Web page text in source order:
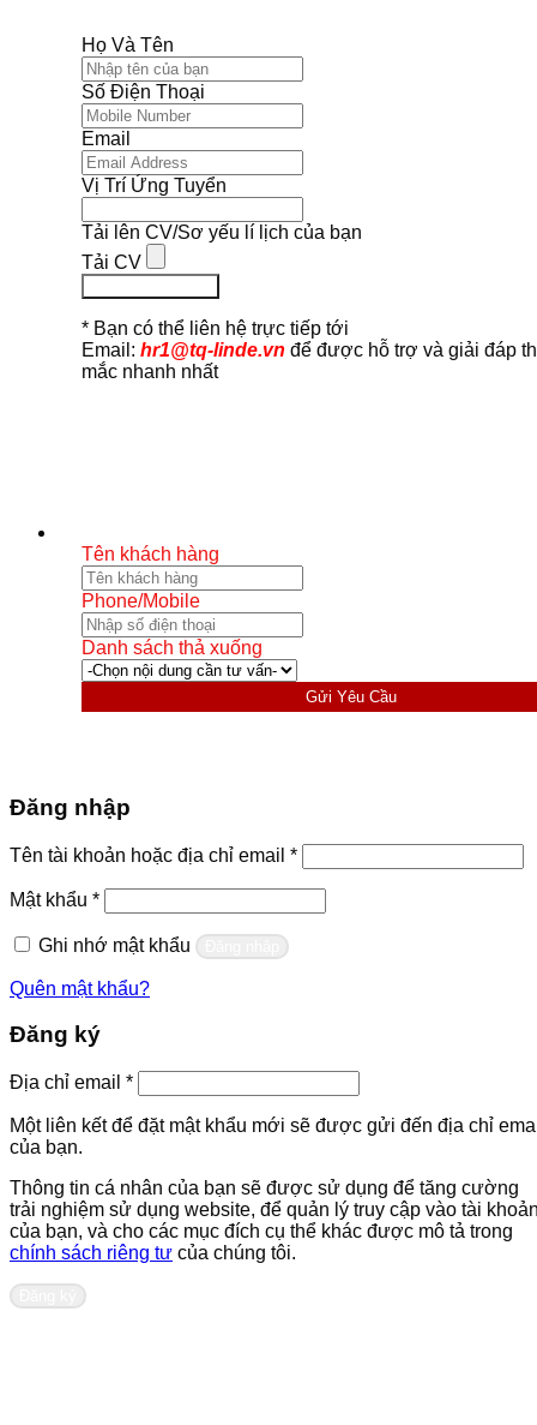
Họ Và Tên
Số Điện Thoại
Email
Vị Trí Ứng Tuyển
Tải lên CV/Sơ yếu lí lịch của bạn
Tải CV
* Bạn có thể liên hệ trực tiếp tới
Email: hr1@tq-linde.vn để được hỗ trợ và giải đáp
mắc nhanh nhất
Tên khách hàng
Phone/Mobile
Danh sách thả xuống
Gửi Yêu Cầu
Đăng nhập
Tên tài khoản hoặc địa chỉ email *Bắt
buộc
Mật khẩu *Bắt
buộc
Ghi nhớ mật khẩu
Quên mật khẩu?
Đăng ký
Địa chỉ email *Bắt
buộc
Một liên kết để đặt mật khẩu mới sẽ được gửi đến địa chỉ
của bạn.
Thông tin cá nhân của bạn sẽ được sử dụng để tăng cường
trải nghiệm sử dụng website, để quản lý truy cập vào tài
của bạn, và cho các mục đích cụ thể khác được mô tả trong
chính sách riêng tư của chúng tôi.